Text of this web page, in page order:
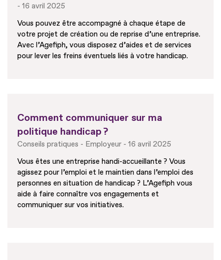
16 avril 2025
Vous pouvez être accompagné à chaque étape de
votre projet de création ou de reprise d’une entreprise.
Avec l’Agefiph, vous disposez d’aides et de services
pour lever les freins éventuels liés à votre handicap.
Comment communiquer sur ma
politique handicap ?
Conseils pratiques Employeur
16 avril 2025
Vous êtes une entreprise handi-accueillante ? Vous
agissez pour l’emploi et le maintien dans l’emploi des
personnes en situation de handicap ? L’Agefiph vous
aide à faire connaître vos engagements et
communiquer sur vos initiatives.